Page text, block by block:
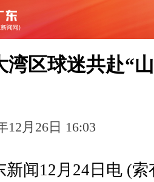
湾区球迷共赴“
12月26日 16:03
闻12月24日电 (索